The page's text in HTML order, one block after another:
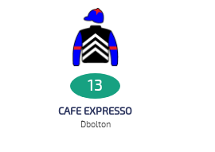
13
CAFE EXPRESSO
D`bolton